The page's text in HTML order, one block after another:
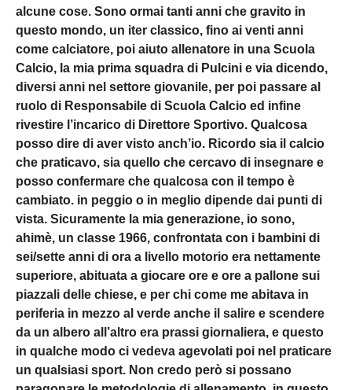
alcune cose. Sono ormai tanti anni che gravito in
questo mondo, un iter classico, fino ai venti anni
come calciatore, poi aiuto allenatore in una Scuola
Calcio, la mia prima squadra di Pulcini e via dicendo,
diversi anni nel settore giovanile, per poi passare al
ruolo di Responsabile di Scuola Calcio ed infine
rivestire l’incarico di Direttore Sportivo. Qualcosa
posso dire di aver visto anch’io. Ricordo sia il calcio
che praticavo, sia quello che cercavo di insegnare e
posso confermare che qualcosa con il tempo è
cambiato. in peggio o in meglio dipende dai punti di
vista. Sicuramente la mia generazione, io sono,
ahimè, un classe 1966, confrontata con i bambini di
sei/sette anni di ora a livello motorio era nettamente
superiore, abituata a giocare ore e ore a pallone sui
piazzali delle chiese, e per chi come me abitava in
periferia in mezzo al verde anche il salire e scendere
da un albero all’altro era prassi giornaliera, e questo
in qualche modo ci vedeva agevolati poi nel praticare
un qualsiasi sport. Non credo però si possano